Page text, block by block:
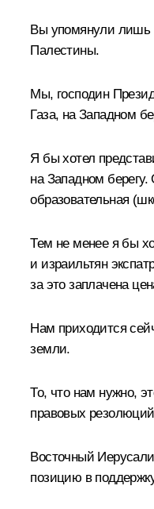
Вы упомянули лишь
Палестины.
Мы, господин
Газа, на Западном
Я бы хотел
на Западном
образовательная
Тем не менее я бы
и израильтян
за это заплачена
Нам приходится
земли.
То, что нам нужно,
правовых
Восточный
позицию в